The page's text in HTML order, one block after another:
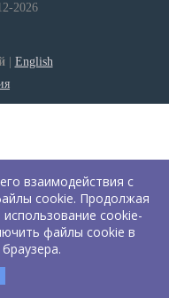
2026
| English
взаимодействия с
cookie. Продолжая
cookie-
файлы cookie в